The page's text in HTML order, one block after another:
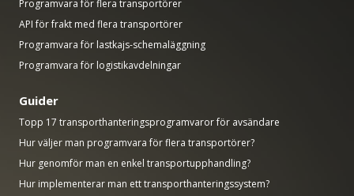
Programvara för flera transportörer
API för frakt med flera transportörer
Programvara för lastkajs-schemaläggning
Programvara för logistikavdelningar
Guider
Topp 17 transporthanteringsprogramvaror för avsändare
Hur väljer man programvara för flera transportörer?
Hur genomför man en enkel transportupphandling?
Hur implementerar man ett transporthanteringssystem?